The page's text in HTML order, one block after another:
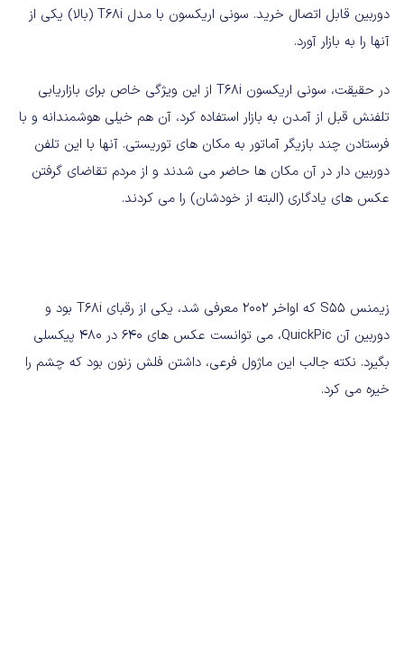
دوربین قابل اتصال خرید. سونی اریکسون با مدل T68i (بالا) یکی از
آنها را به بازار آورد.
در حقیقت، سونی اریکسون T68i از این ویژگی خاص برای بازاریابی
تلفنش قبل از آمدن به بازار استفاده کرد، آن هم خیلی هوشمندانه و با
فرستادن چند بازیگر آماتور به مکان های توریستی. آنها با این تلفن
دوربین دار در آن مکان ها حاضر می شدند و از مردم تقاضای گرفتن
عکس های یادگاری (البته از خودشان) را می کردند.
زیمنس S55 که اواخر ۲۰۰۲ معرفی شد، یکی از رقبای T68i بود و
دوربین آن QuickPic، می توانست عکس های ۶۴۰ در ۴۸۰ پیکسلی
بگیرد. نکته جالب این ماژول فرعی، داشتن فلش زنون بود که چشم را
خیره می کرد.